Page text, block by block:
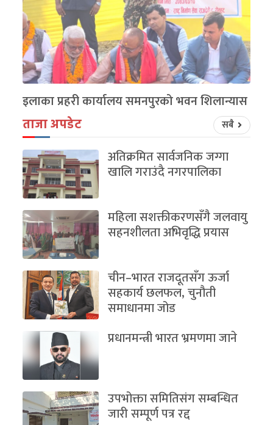
इलाका प्रहरी कार्यालय समनपुरको भवन शिलान्यास
ताजा अपडेट सबै
अतिक्रमित सार्वजनिक जग्गा
खालि गराउंदै नगरपालिका
महिला सशक्तीकरणसँगै जलवायु
सहनशीलता अभिवृद्धि प्रयास
चीन–भारत राजदूतसँग ऊर्जा
सहकार्य छलफल, चुनौती
समाधानमा जोड
प्रधानमन्त्री भारत भ्रमणमा जाने
उपभोक्ता समितिसंग सम्बन्धित
जारी सम्पूर्ण पत्र रद्द